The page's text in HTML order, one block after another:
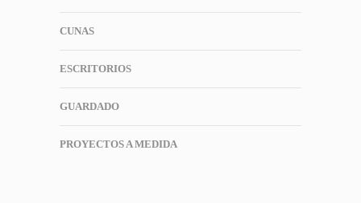
CUNAS
ESCRITORIOS
GUARDADO
PROYECTOS A MEDIDA